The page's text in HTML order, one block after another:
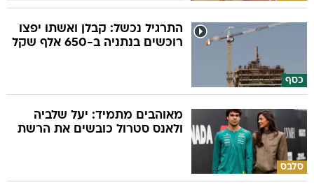
כסף
התרגיל נכשל: קבלן ואשתו יפצו
רוכשים בנתניה ב-650 אלף שקל
סלבס
מאוהבים מתמיד: יעל שלביה
ולאנס סטרול כובשים את הרשת